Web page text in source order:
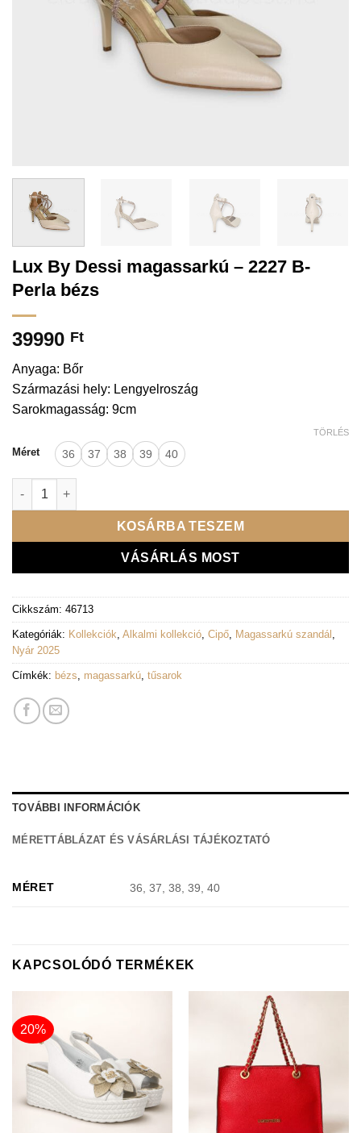
Lux By Dessi magassarkú – 2227 B-
Perla bézs
39990 Ft
Anyaga: Bőr
Származási hely: Lengyelroszág
Sarokmagasság: 9cm
Méret 36 37 38 39 40
TÖRLÉS
Lux By Dessi magassarkú - 2227 B-Perla bézs mennyiség
KOSÁRBA TESZEM
VÁSÁRLÁS MOST
Cikkszám: 46713
Kategóriák: Kollekciók Alkalmi kollekció Cipő Magassarkú szandál
Nyár 2025
Címkék: bézs magassarkú tűsarok
TOVÁBBI INFORMÁCIÓK
MÉRETTÁBLÁZAT ÉS VÁSÁRLÁSI TÁJÉKOZTATÓ
MÉRET 36, 37, 38, 39, 40
KAPCSOLÓDÓ TERMÉKEK
20%